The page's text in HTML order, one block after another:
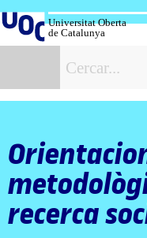
al
contingut
Universitat Oberta
de Catalunya
recerca